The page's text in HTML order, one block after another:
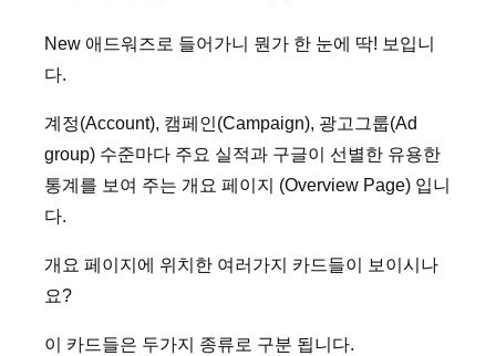
New 애드워즈로 들어가니 뭔가 한 눈에 딱! 보입니
다.
계정(Account), 캠페인(Campaign), 광고그룹(Ad
group) 수준마다 주요 실적과 구글이 선별한 유용한
통계를 보여 주는 개요 페이지 (Overview Page) 입니
다.
개요 페이지에 위치한 여러가지 카드들이 보이시나
요?
이 카드들은 두가지 종류로 구분 됩니다.